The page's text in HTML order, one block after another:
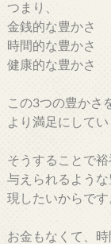
つまり、
金銭的な豊かさ
時間的な豊かさ
健康的な豊かさ
この3つの豊かさ
より満足にして
そうすることで
与えられるよう
現したいからです
お金もなくて、